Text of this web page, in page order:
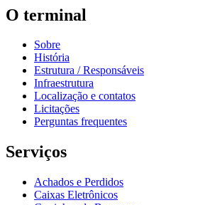
O terminal
Sobre
História
Estrutura / Responsáveis
Infraestrutura
Localização e contatos
Licitações
Perguntas frequentes
Serviços
Achados e Perdidos
Caixas Eletrônicos